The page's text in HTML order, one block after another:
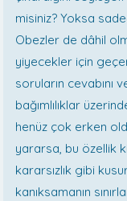
misiniz? Yoksa
Obezler de dâhil
yiyecekler için
soruların cevabını
bağımlılıklar
henüz çok erken
yararsa, bu özellik
kararsızlık gibi
kanıksamanın